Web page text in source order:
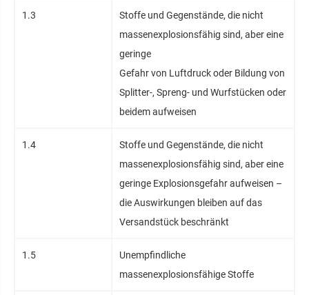
1.3
Stoffe und Gegenstände, die nicht
massenexplosionsfähig sind, aber eine
geringe
Gefahr von Luftdruck oder Bildung von
Splitter-, Spreng- und Wurfstücken oder
beidem aufweisen
1.4
Stoffe und Gegenstände, die nicht
massenexplosionsfähig sind, aber eine
geringe Explosionsgefahr aufweisen –
die Auswirkungen bleiben auf das
Versandstück beschränkt
1.5
Unempfindliche
massenexplosionsfähige Stoffe